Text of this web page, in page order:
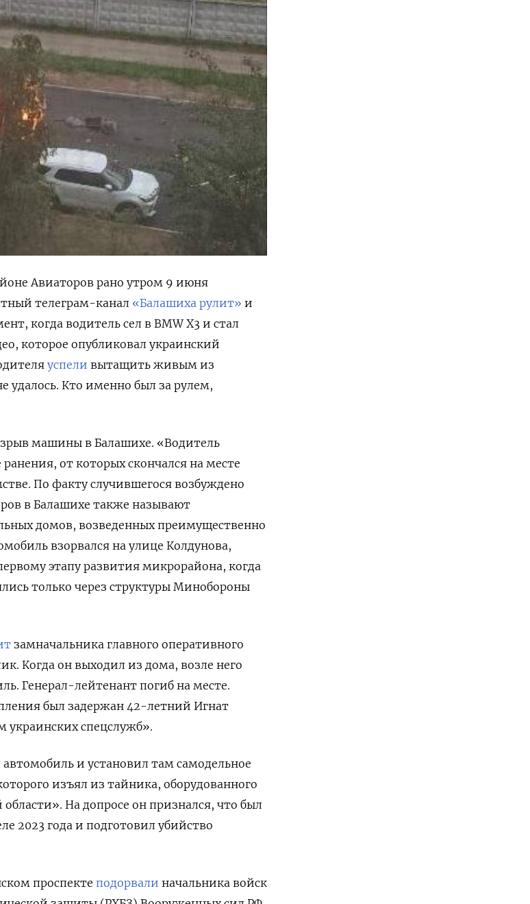
Авиаторов рано утром 9 июня
телеграм-канал «Балашиха рулит» и
когда водитель сел в BMW X3 и стал
которое опубликовал украинский
успели вытащить живым из
удалось. Кто именно был за рулем,
машины в Балашихе. «Водитель
от которых скончался на месте
По факту случившегося возбуждено
в Балашихе также называют
домов, возведенных преимущественно
взорвался на улице Колдунова,
этапу развития микрорайона, когда
только через структуры Минобороны
замначальника главного оперативного
Когда он выходил из дома, возле него
Генерал-лейтенант погиб на месте.
был задержан 42-летний Игнат
украинских спецслужб».
и установил там самодельное
изъял из тайника, оборудованного
На допросе он признался, что был
2023 года и подготовил убийство
проспекте подорвали начальника войск